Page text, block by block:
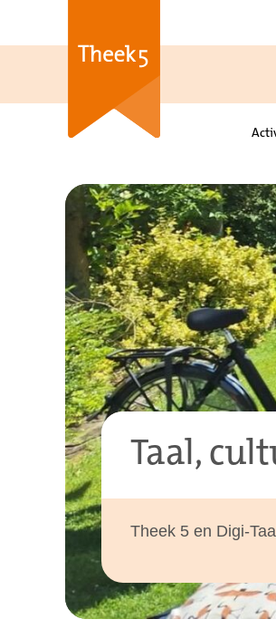
Taal,
Theek 5 en Digi-